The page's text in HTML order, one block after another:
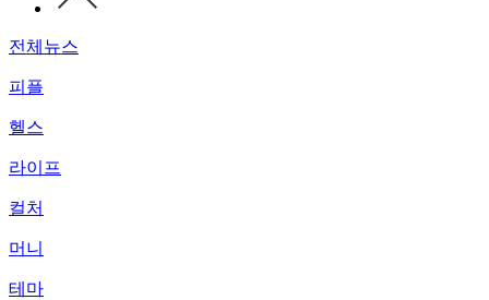
전체뉴스
피플
헬스
라이프
컬처
머니
테마